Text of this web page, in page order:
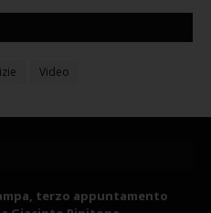
Video
terzo appuntamento